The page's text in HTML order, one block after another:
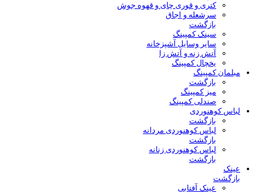
کتری و قوری چای و قهوه جوش
سرشعله و اجاق
بازگشت
سینک کمپینگ
سایر وسایل آشپزخانه
آتش زنه و آتش زا
یخچال کمپینگ
مبلمان کمپینگ
بازگشت
میز کمپینگ
صندلی کمپینگ
لباس کوهنوردی
بازگشت
لباس کوهنوردی مردانه
بازگشت
لباس کوهنوردی زنانه
بازگشت
عینک
بازگشت
عینک آفتابی